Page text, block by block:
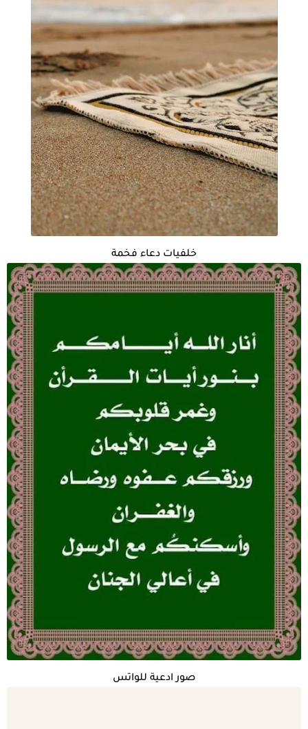
خلفيات دعاء فخمة
صور ادعية للواتس